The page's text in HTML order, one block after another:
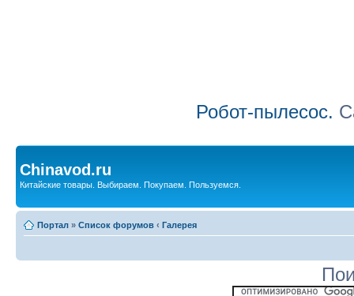
Робот-пылесос.
Chinavod.ru
Китайские товары. Выбираем. Покупаем. Пользуемся.
Портал » Список форумов ‹ Галерея